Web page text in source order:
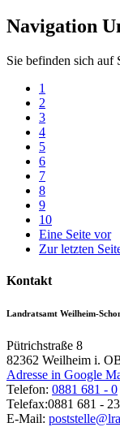
Navigation
Sie befinden sich auf
1
2
3
4
5
6
7
8
9
10
Eine Seite vor
Zur letzten
Kontakt
Landratsamt Weilheim-
Pütrichstraße 8
82362 Weilheim i.
Adresse in Google
Telefon: 0881 681 - 0
Telefax:0881 681 -
E-Mail: